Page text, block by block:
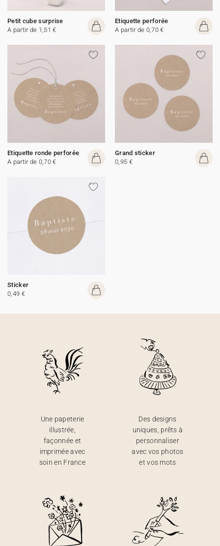
Petit cube surprise
A partir de 1,51 €
Etiquette perforée
A partir de 0,70 €
Etiquette ronde perforée
A partir de 0,70 €
Grand sticker
0,95 €
Sticker
0,49 €
Une papeterie
illustrée,
façonnée et
imprimée avec
soin en France
Des designs
uniques, prêts à
personnaliser
avec vos photos
et vos mots